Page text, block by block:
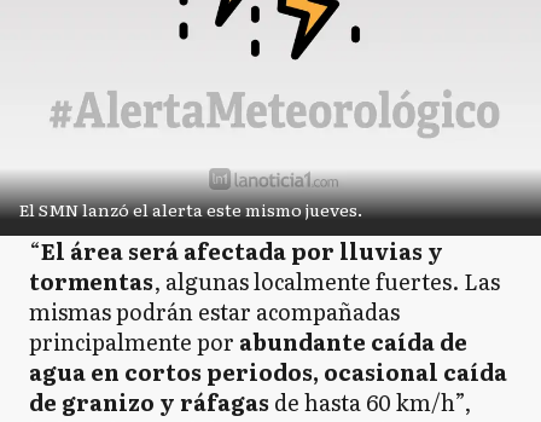
El SMN lanzó el alerta este mismo jueves.
“El área será afectada por lluvias y
tormentas, algunas localmente fuertes. Las
mismas podrán estar acompañadas
principalmente por abundante caída de
agua en cortos periodos, ocasional caída
de granizo y ráfagas de hasta 60 km/h”,